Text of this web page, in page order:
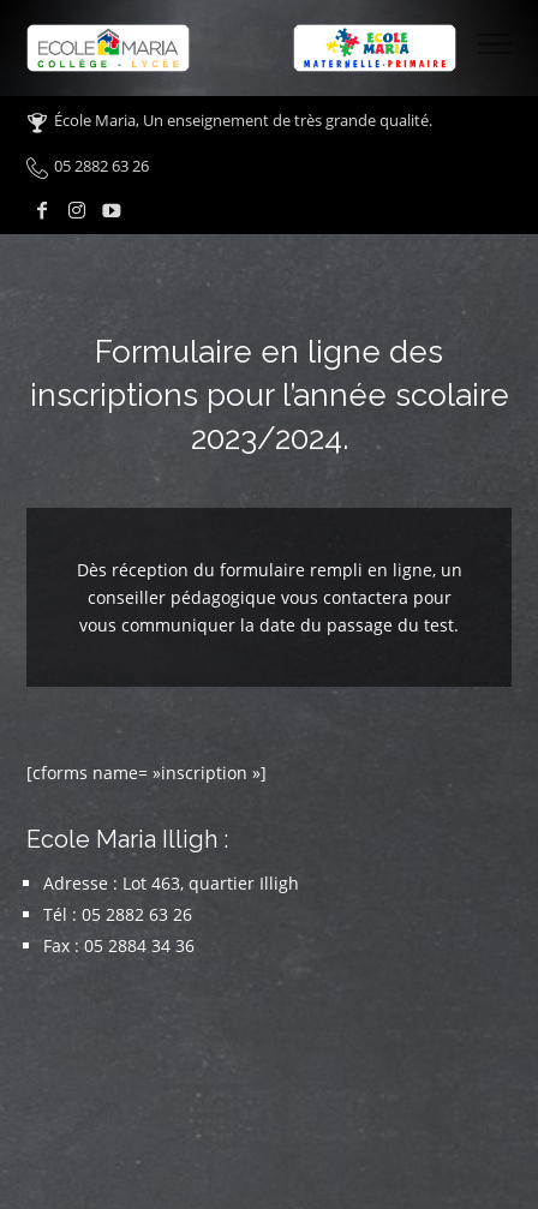
École Maria, Un enseignement de très grande qualité.
05 2882 63 26
Formulaire en ligne des
inscriptions pour l’année scolaire
2023/2024.
Dès réception du formulaire rempli en ligne, un
conseiller pédagogique vous contactera pour
vous communiquer la date du passage du test.
[cforms name= »inscription »]
Ecole Maria Illigh :
Adresse : Lot 463, quartier Illigh
Tél : 05 2882 63 26
Fax : 05 2884 34 36